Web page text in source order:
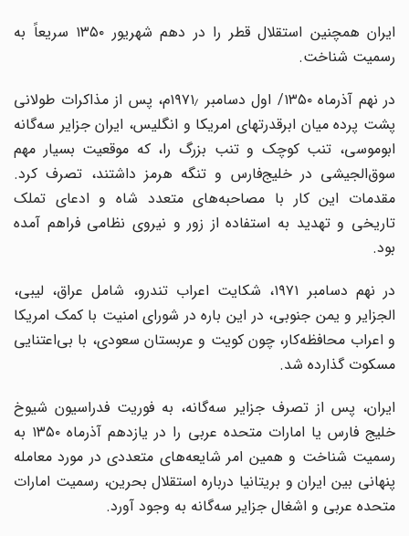
ایران همچنین استقلال قطر را در دهم شهریور ۱۳۵۰ سریعاً به
رسمیت شناخت.
در نهم آذرماه ۱۳۵۰/ اول دسامبر ۱۹۷۱٫م، پس از مذاکرات طولانی
پشت پرده میان ابرقدرتهای امریکا و انگلیس، ایران جزایر سه‌گانه
ابوموسی، تنب کوچک و تنب بزرگ را، که موقعیت بسیار مهم
سوق‌الجیشی در خلیج‌فارس و تنگه هرمز داشتند، تصرف کرد.
مقدمات این کار با مصاحبه‌های متعدد شاه و ادعای تملک
تاریخی و تهدید به استفاده از زور و نیروی نظامی فراهم آمده
بود.
در نهم دسامبر ۱۹۷۱، شکایت اعراب تندرو، شامل عراق، لیبی،
الجزایر و یمن جنوبی، در این باره در شورای امنیت با کمک امریکا
و اعراب محافظه‌کار، چون کویت و عربستان سعودی، با بی‌اعتنایی
مسکوت گذارده شد.
ایران، پس از تصرف جزایر سه‌گانه، به فوریت فدراسیون شیوخ
خلیج فارس یا امارات متحده عربی را در یازدهم آذرماه ۱۳۵۰ به
رسمیت شناخت و همین امر شایعه‌های متعددی در مورد معامله
پنهانی بین ایران و بریتانیا درباره استقلال بحرین، رسمیت امارات
متحده عربی و اشغال جزایر سه‌گانه به وجود آورد.